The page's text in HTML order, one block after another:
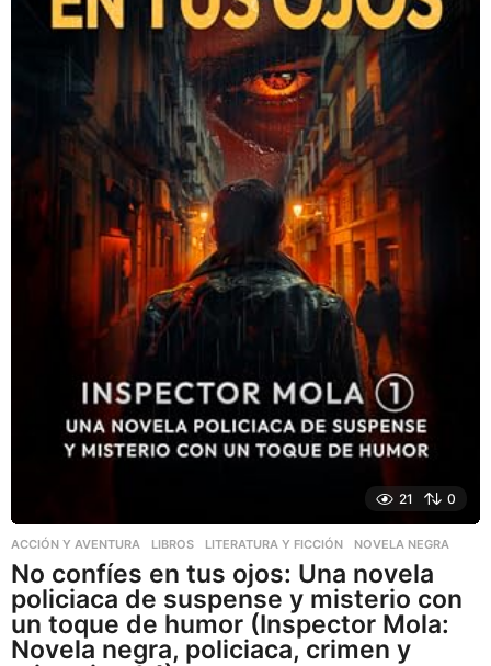
21 0
ACCIÓN Y AVENTURA ,LIBROS ,LITERATURA Y FICCIÓN NOVELA NEGRA
No confíes en tus ojos: Una novela
policiaca de suspense y misterio con
un toque de humor (Inspector Mola:
Novela negra, policiaca, crimen y